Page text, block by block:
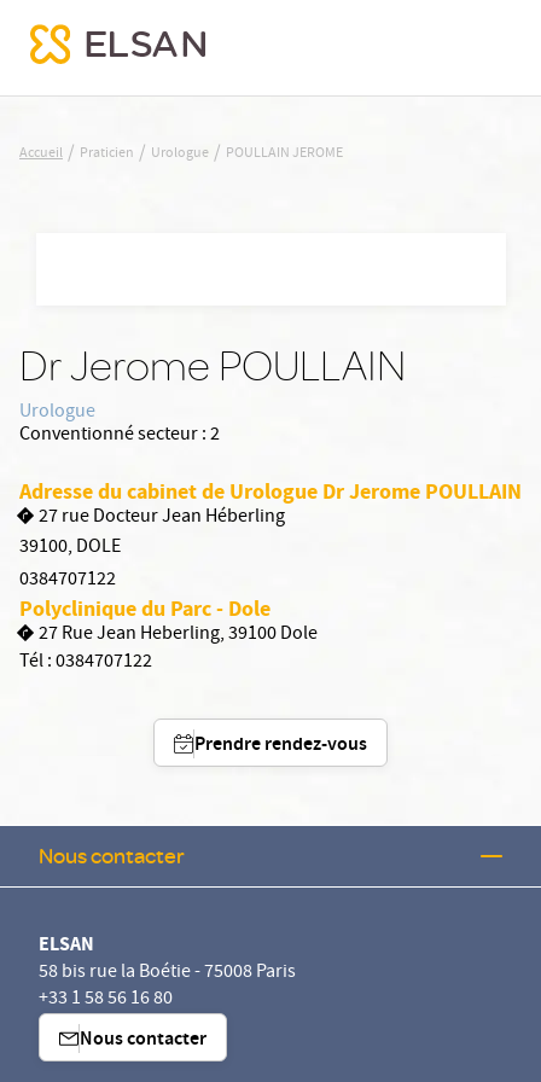
POULLAIN JEROME
Accueil / Praticien / Urologue / POULLAIN JEROME
Dr Jerome POULLAIN
Urologue
Conventionné secteur :2
Adresse du cabinet de Urologue Dr Jerome POULLAIN
27 rue Docteur Jean Héberling
39100, DOLE
0384707122
Polyclinique du Parc - Dole
27 Rue Jean Heberling, 39100 Dole
Tél :0384707122
Prendre rendez-vous
Nous contacter
ELSAN
58 bis rue la Boétie - 75008 Paris
+33 1 58 56 16 80
Nous contacter